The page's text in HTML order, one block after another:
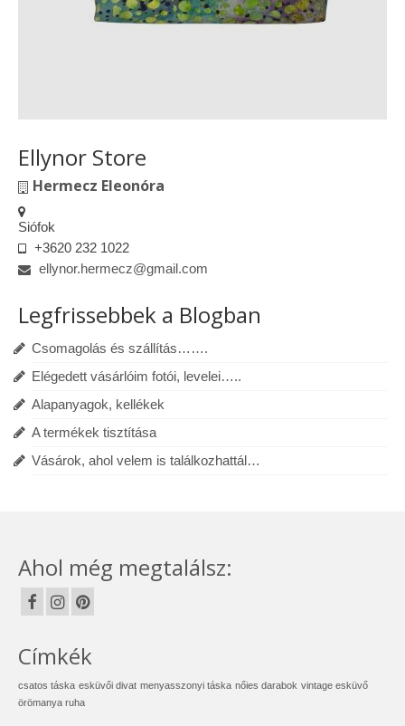
Ellynor Store
Hermecz Eleonóra
Siófok
+3620 232 1022
ellynor.hermecz@gmail.com
Legfrissebbek a Blogban
Csomagolás és szállítás…….
Elégedett vásárlóim fotói, levelei…..
Alapanyagok, kellékek
A termékek tisztítása
Vásárok, ahol velem is találkozhattál…
Ahol még megtalálsz:
Címkék
csatos táska esküvői divat menyasszonyi táska nőies darabok vintage esküvő
örömanya ruha